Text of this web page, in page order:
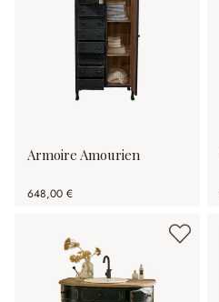
Armoire Amourien
648,00 €